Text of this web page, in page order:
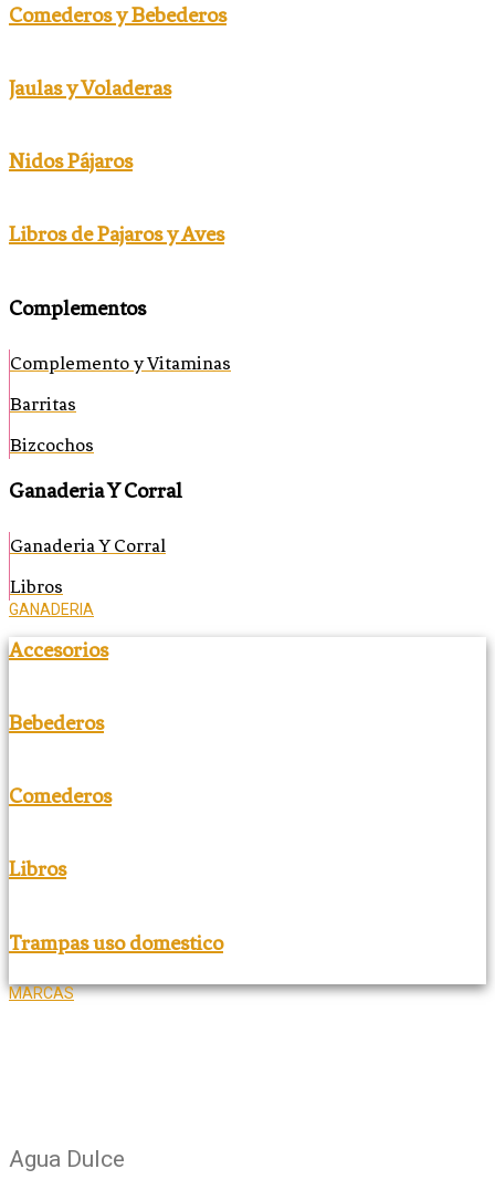
Comederos y Bebederos
Jaulas y Voladeras
Nidos Pájaros
Libros de Pajaros y Aves
Complementos
Complemento y Vitaminas
Barritas
Bizcochos
Ganaderia Y Corral
Ganaderia Y Corral
Libros
GANADERIA
Accesorios
Bebederos
Comederos
Libros
Trampas uso domestico
MARCAS
Agua Dulce